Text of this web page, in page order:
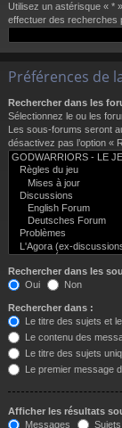
Utilisez un astérisque « *
effectuer des recherches
Préférences de
Rechercher dans les
Sélectionnez le ou les
Les sous-forums seront
désactivez pas l’option «
Rechercher dans les
Oui
Non
Rechercher dans :
Le titre des sujets et
Le contenu des
Le titre des sujets
Le premier message
Afficher les résultats
Messages
Sujets